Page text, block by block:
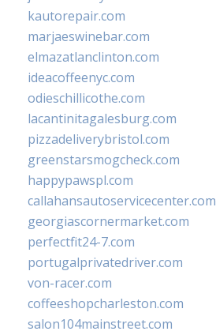
kautorepair.com
marjaeswinebar.com
elmazatlanclinton.com
ideacoffeenyc.com
odieschillicothe.com
lacantinitagalesburg.com
pizzadeliverybristol.com
greenstarsmogcheck.com
happypawspl.com
callahansautoservicecenter.com
georgiascornermarket.com
perfectfit24-7.com
portugalprivatedriver.com
von-racer.com
coffeeshopcharleston.com
salon104mainstreet.com